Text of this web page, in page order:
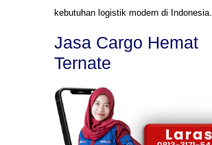
kebutuhan logistik modern di Indonesia.
Jasa Cargo Hemat
Ternate